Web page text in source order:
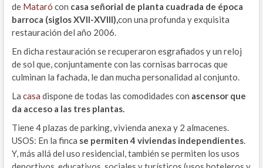
de Mataró con casa señorial de planta cuadrada de época
barroca (siglos XVII-XVIII),con una profunda y exquisita
restauración del año 2006.
En dicha restauración se recuperaron esgrafiados y un reloj
de sol que, conjuntamente con las cornisas barrocas que
culminan la fachada, le dan mucha personalidad al conjunto.
La casa dispone de todas las comodidades con ascensor que
da acceso a las tres plantas.
Tiene 4 plazas de parking, vivienda anexa y 2 almacenes.
USOS: En la finca se permiten 4 viviendas independientes.
Y, más allá del uso residencial, también se permiten los usos